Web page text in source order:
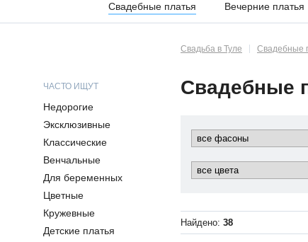
Свадебные платья Вечерние платья
ЧАСТО ИЩУТ
Недорогие
Эксклюзивные
Классические
Венчальные
Для беременных
Цветные
Кружевные
Детские платья
Свадьба в Туле Свадебные
Свадебные
Найдено: 38